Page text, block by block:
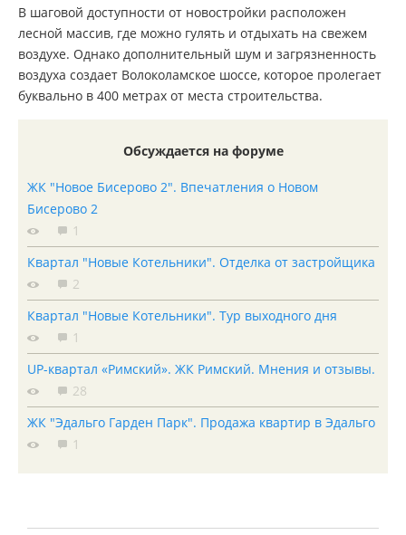
В шаговой доступности от новостройки расположен
лесной массив, где можно гулять и отдыхать на свежем
воздухе. Однако дополнительный шум и загрязненность
воздуха создает Волоколамское шоссе, которое пролегает
буквально в 400 метрах от места строительства.
Обсуждается на форуме
ЖК "Новое Бисерово 2". Впечатления о Новом
Бисерово 2
1
Квартал "Новые Котельники". Отделка от застройщика
2
Квартал "Новые Котельники". Тур выходного дня
1
UP-квартал «Римский». ЖК Римский. Мнения и отзывы.
28
ЖК "Эдальго Гарден Парк". Продажа квартир в Эдальго
1